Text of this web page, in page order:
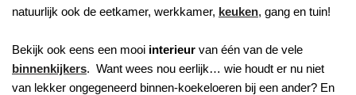
natuurlijk ook de eetkamer, werkkamer, keuken, gang en tuin!
Bekijk ook eens een mooi interieur van één van de vele
binnenkijkers. Want wees nou eerlijk… wie houdt er nu niet
van lekker ongegeneerd binnen-koekeloeren bij een ander? En